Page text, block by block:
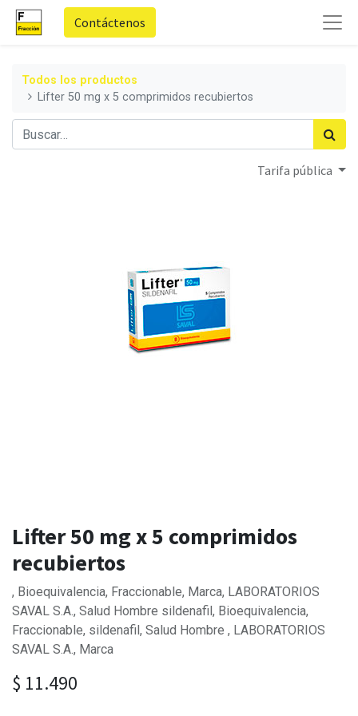
Contáctenos
Todos los productos
Lifter 50 mg x 5 comprimidos recubiertos
Tarifa pública
Lifter 50 mg x 5 comprimidos
recubiertos
, Bioequivalencia, Fraccionable, Marca, LABORATORIOS
SAVAL S.A., Salud Hombre sildenafil, Bioequivalencia,
Fraccionable, sildenafil, Salud Hombre , LABORATORIOS
SAVAL S.A., Marca
$ 11.490